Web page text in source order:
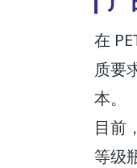
在
质要
本。
目前
等级